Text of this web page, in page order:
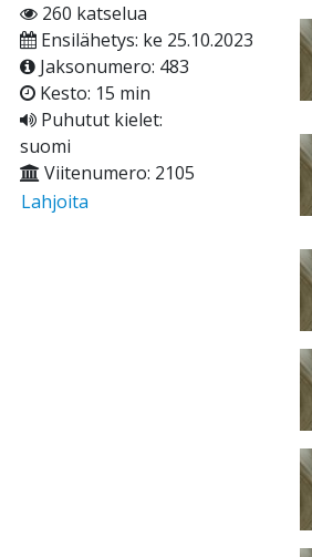
260 katselua
Ensilähetys: ke 25.10.2023
Jaksonumero: 483
Kesto: 15 min
Puhutut kielet:
suomi
Viitenumero: 2105
Lahjoita